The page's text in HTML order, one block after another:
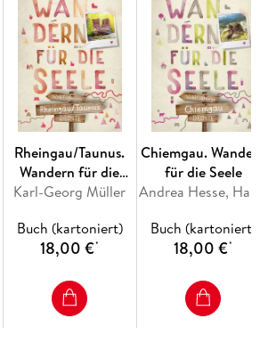
Rheingau/Taunus.
Wandern für die
Seele
Karl-Georg Müller
Buch (kartoniert)
18,00 €*
Chiemgau.
für die Seele
Buch (kartoniert)
18,00 €*